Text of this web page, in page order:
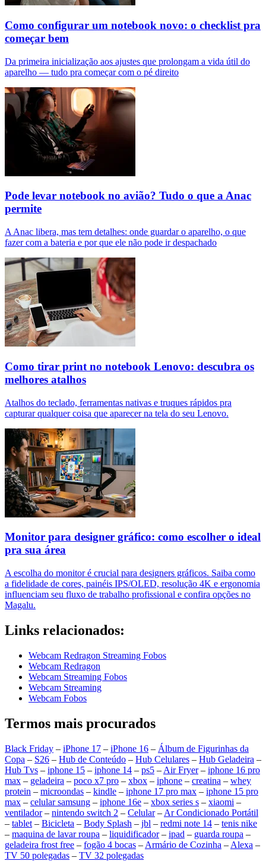
Como configurar um notebook novo: o checklist pra
começar bem
Da primeira inicialização aos ajustes que prolongam a vida útil do
aparelho — tudo pra começar com o pé direito
Pode levar notebook no avião? Tudo o que a Anac
permite
A Anac libera, mas tem detalhes: onde guardar o aparelho, o que
fazer com a bateria e por que ele não pode ir despachado
Como tirar print no notebook Lenovo: descubra os
melhores atalhos
Atalhos do teclado, ferramentas nativas e truques rápidos pra
capturar qualquer coisa que aparecer na tela do seu Lenovo.
Monitor para designer gráfico: como escolher o ideal
pra sua área
A escolha do monitor é crucial para designers gráficos. Saiba como
a fidelidade de cores, painéis IPS/OLED, resolução 4K e ergonomia
influenciam seu fluxo de trabalho profissional e confira opções no
Magalu.
Links relacionados:
Webcam Redragon Streaming Fobos
Webcam Redragon
Webcam Streaming Fobos
Webcam Streaming
Webcam Fobos
Termos mais procurados
Black Friday – iPhone 17 – iPhone 16 – Álbum de Figurinhas da
Copa – S26 – Hub de Conteúdo – Hub Celulares – Hub Geladeira –
Hub Tvs – iphone 15 – iphone 14 – ps5 – Air Fryer– iphone 16 pro
max – geladeira – poco x7 pro – xbox – iphone – creatina – whey
protein – microondas – kindle – iphone 17 pro max – iphone 15 pro
max – celular samsung – iphone 16e – xbox series s – xiaomi –
ventilador– nintendo switch 2 – Celular– Ar Condicionado Portátil
– tablet – Bicicleta – Body Splash – jbl – redmi note 14 – tenis nike
– maquina de lavar roupa – liquidificador– ipad – guarda roupa –
geladeira frost free – fogão 4 bocas – Armário de Cozinha – Alexa –
TV 50 polegadas – TV 32 polegadas